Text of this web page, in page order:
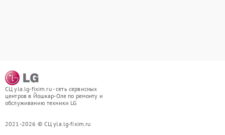
СЦ yla.lg-fixim.ru - сеть сервисных
центров в Йошкар-Оле по ремонту и
обслуживанию техники LG
2021-2026 © СЦ yla.lg-fixim.ru